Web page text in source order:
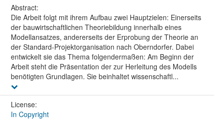
Abstract:
Die Arbeit folgt mit ihrem Aufbau zwei Hauptzielen: Einerseits
der bauwirtschaftlichen Theoriebildung innerhalb eines
Modellansatzes, andererseits der Erprobung der Theorie an
der Standard-Projektorganisation nach Oberndorfer. Dabei
entwickelt sie das Thema folgendermaßen: Am Beginn der
Arbeit steht die Präsentation der zur Herleitung des Modells
benötigten Grundlagen. Sie beinhaltet wissenschaftl...
License:
In Copyright